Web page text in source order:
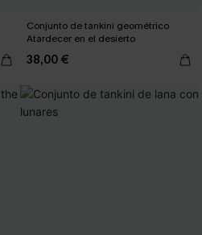
Conjunto de tankini geométrico
Atardecer en el desierto
38,00 €